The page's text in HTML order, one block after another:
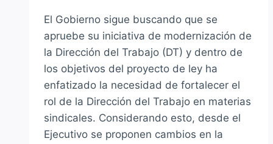
El Gobierno sigue buscando que se
apruebe su iniciativa de modernización de
la Dirección del Trabajo (DT) y dentro de
los objetivos del proyecto de ley ha
enfatizado la necesidad de fortalecer el
rol de la Dirección del Trabajo en materias
sindicales. Considerando esto, desde el
Ejecutivo se proponen cambios en la